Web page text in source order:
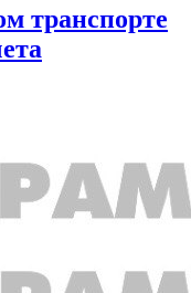
транспорте